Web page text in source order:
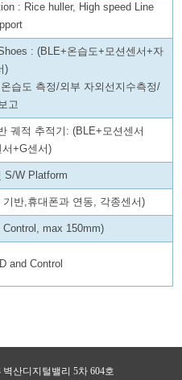
: Rice huller, High speed Line
: (BLE+온습도+모션센서+자
)
습도 측정/외부 자외선지수측정/
고
궤적 추적기: (BLE+모션센서
+G센서)
S/W Platform
반,휴대폰과 연동, 각종센서)
max 150mm)
and Control
산디지털밸리 5차 604호